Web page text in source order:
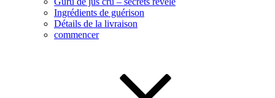
Ingrédients de guérison
Détails de la livraison
commencer